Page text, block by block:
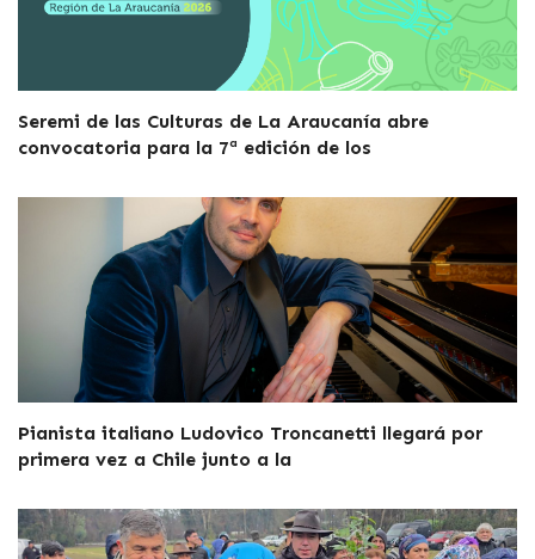
Seremi de las Culturas de La Araucanía abre
convocatoria para la 7ª edición de los
Pianista italiano Ludovico Troncanetti llegará por
primera vez a Chile junto a la